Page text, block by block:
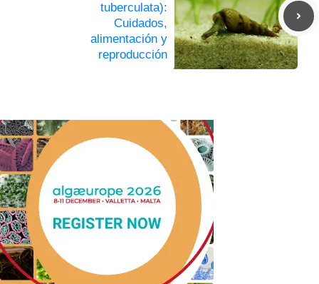
tuberculata):
Cuidados,
alimentación y
reproducción